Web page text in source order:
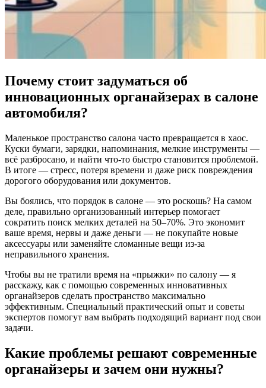
Почему стоит задуматься об
инновационных органайзерах в салоне
автомобиля?
Маленькое пространство салона часто превращается в хаос.
Куски бумаги, зарядки, напоминания, мелкие инструменты —
всё разбросано, и найти что-то быстро становится проблемой.
В итоге — стресс, потеря времени и даже риск повреждения
дорогого оборудования или документов.
Вы боялись, что порядок в салоне — это роскошь? На самом
деле, правильно организованный интерьер помогает
сократить поиск мелких деталей на 50–70%. Это экономит
ваше время, нервы и даже деньги — не покупайте новые
аксессуары или заменяйте сломанные вещи из-за
неправильного хранения.
Чтобы вы не тратили время на «прыжки» по салону — я
расскажу, как с помощью современных инновативных
органайзеров сделать пространство максимально
эффективным. Специальный практический опыт и советы
экспертов помогут вам выбрать подходящий вариант под свои
задачи.
Какие проблемы решают современные
органайзеры и зачем они нужны?